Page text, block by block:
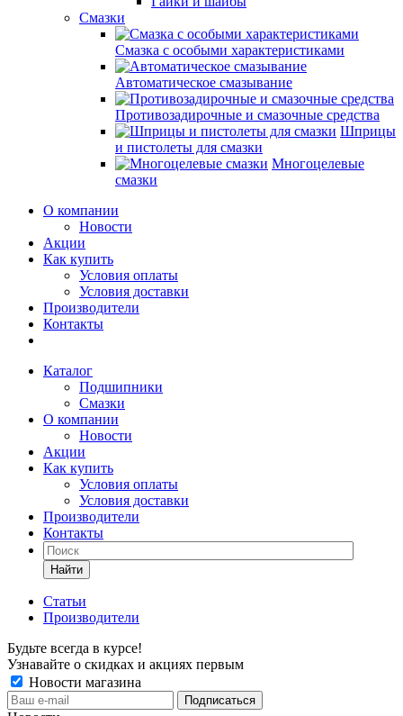
Смазки
Смазка с особыми характеристиками
Автоматическое смазывание
Противозадирочные и смазочные средства
Шприцы
и пистолеты для смазки
Многоцелевые
смазки
О компании
Новости
Акции
Как купить
Условия оплаты
Условия доставки
Производители
Контакты
Каталог
Подшипники
Смазки
О компании
Новости
Акции
Как купить
Условия оплаты
Условия доставки
Производители
Контакты
Найти
Статьи
Производители
Будьте всегда в курсе!
Узнавайте о скидках и акциях первым
Новости магазина